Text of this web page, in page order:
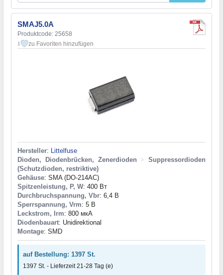
SMAJ5.0A
Produktcode: 25658
1 zu Favoriten hinzufügen
Hersteller: Littelfuse
Dioden, Diodenbrücken, Zenerdioden > Suppressordioden
(Schutzdioden, restriktive)
Gehäuse: SMA (DO-214AC)
Spitzenleistung, P, W: 400 Вт
Durchbruchspannung, Vbr: 6,4 В
Sperrspannung, Vrm: 5 В
Leckstrom, Irm: 800 мкА
Diodenbauart: Unidirektional
Montage: SMD
auf Bestellung: 1397 St.
1397 St. - Lieferzeit 21-28 Tag (e)